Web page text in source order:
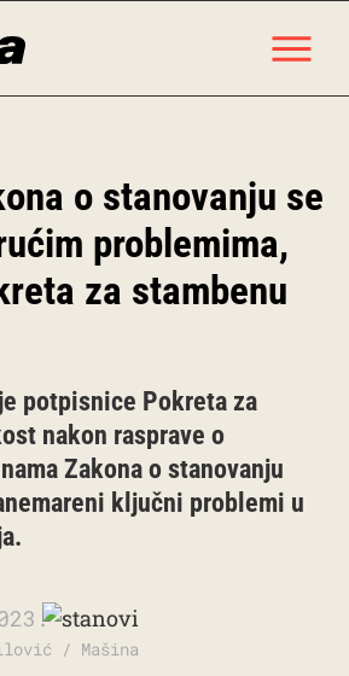
o stanovanju se
problemima,
za stambenu
potpisnice Pokreta za
nakon rasprave o
Zakona o stanovanju
ključni problemi u
/ Mašina